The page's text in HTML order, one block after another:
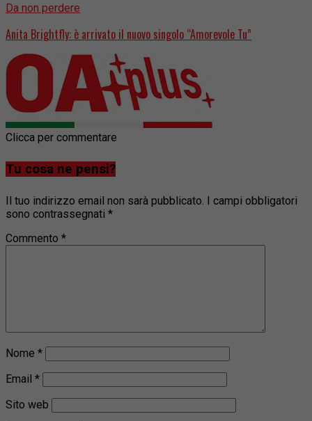
Da non perdere
Anita Brightfly: è arrivato il nuovo singolo “Amorevole Tu”
Clicca per commentare
Tu cosa ne pensi?
Il tuo indirizzo email non sarà pubblicato. I campi obbligatori
sono contrassegnati *
Commento *
Nome *
Email *
Sito web